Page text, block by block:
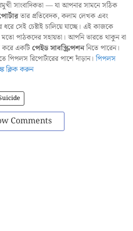
সাংবাদিকতা — যা আপনার সামনে সঠিক
তার প্রতিবেদক, কলাম লেখক এবং
সেই চেষ্টাই চালিয়ে যাচ্ছে। এই কাজকে
পাঠকদের সহায়তা। আপনি ভারতে থাকুন বা
করে একটিপেইড সাবস্ক্রিপশননিতে পারেন।
পিপলস রিপোর্টারের পাশে দাঁড়ান।পিপলস
ক্লিক করুন
Comments